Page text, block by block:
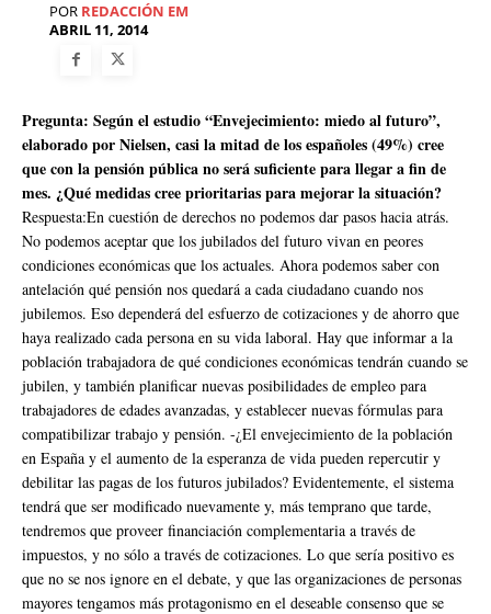
POR REDACCIÓN EM
ABRIL 11, 2014
Pregunta: Según el estudio “Envejecimiento: miedo al futuro”,
elaborado por Nielsen, casi la mitad de los españoles (49%) cree
que con la pensión pública no será suficiente para llegar a fin de
mes. ¿Qué medidas cree prioritarias para mejorar la situación?
Respuesta:En cuestión de derechos no podemos dar pasos hacia atrás.
No podemos aceptar que los jubilados del futuro vivan en peores
condiciones económicas que los actuales. Ahora podemos saber con
antelación qué pensión nos quedará a cada ciudadano cuando nos
jubilemos. Eso dependerá del esfuerzo de cotizaciones y de ahorro que
haya realizado cada persona en su vida laboral. Hay que informar a la
población trabajadora de qué condiciones económicas tendrán cuando se
jubilen, y también planificar nuevas posibilidades de empleo para
trabajadores de edades avanzadas, y establecer nuevas fórmulas para
compatibilizar trabajo y pensión. -¿El envejecimiento de la población
en España y el aumento de la esperanza de vida pueden repercutir y
debilitar las pagas de los futuros jubilados? Evidentemente, el sistema
tendrá que ser modificado nuevamente y, más temprano que tarde,
tendremos que proveer financiación complementaria a través de
impuestos, y no sólo a través de cotizaciones. Lo que sería positivo es
que no se nos ignore en el debate, y que las organizaciones de personas
mayores tengamos más protagonismo en el deseable consenso que se